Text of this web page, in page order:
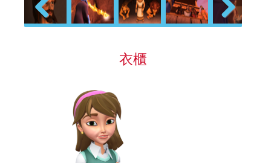
Previous Next
衣櫃